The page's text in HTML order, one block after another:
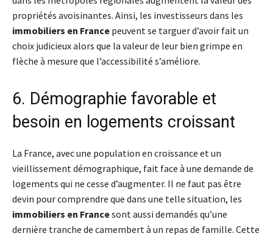
propriétés avoisinantes. Ainsi, les investisseurs dans les
immobiliers en France peuvent se targuer d’avoir fait un
choix judicieux alors que la valeur de leur bien grimpe en
flèche à mesure que l’accessibilité s’améliore.
6. Démographie favorable et
besoin en logements croissant
La France, avec une population en croissance et un
vieillissement démographique, fait face à une demande de
logements qui ne cesse d’augmenter. Il ne faut pas être
devin pour comprendre que dans une telle situation, les
immobiliers en Francesont aussi demandés qu’une
dernière tranche de camembert à un repas de famille. Cette